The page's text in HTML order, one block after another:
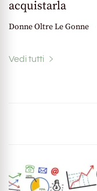
acquistarla
Donne Oltre Le Gonne
Vedi tutti